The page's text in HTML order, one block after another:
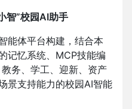
智”校园AI助手
能体平台构建，结合本
记忆系统、MCP技能编
务、学工、迎新、资产
景支持能力的校园AI智能